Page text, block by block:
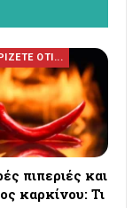
ΟΤΙ...
πιπεριές και
καρκίνου: Τι